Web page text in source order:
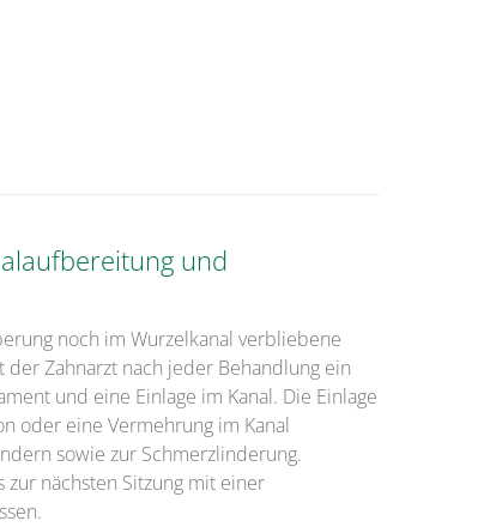
und
noch im Wurzelkanal verbliebene
Zahnarzt nach jeder Behandlung ein
und eine Einlage im Kanal. Die Einlage
oder eine Vermehrung im Kanal
sowie zur Schmerzlinderung.
nächsten Sitzung mit einer